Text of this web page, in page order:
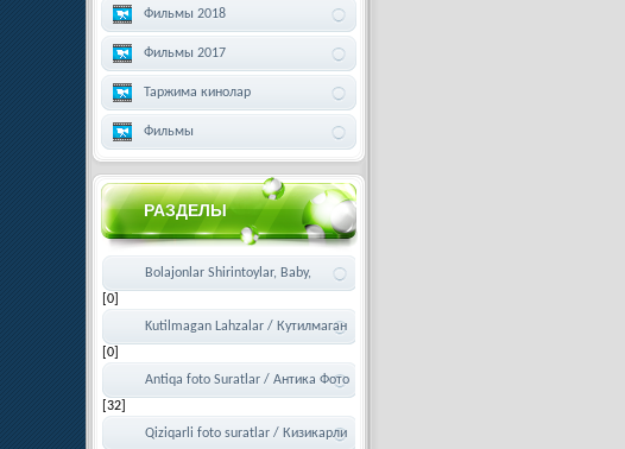
Фильмы 2018
Фильмы 2017
Таржима кинолар
Фильмы
РАЗДЕЛЫ
Bolajonlar Shirintoylar, Baby,
[0]
Kutilmagan Lahzalar / Кутилмаган
[0]
Antiqa foto Suratlar / Антика Фото
[32]
Qiziqarli foto suratlar / Кизикарли